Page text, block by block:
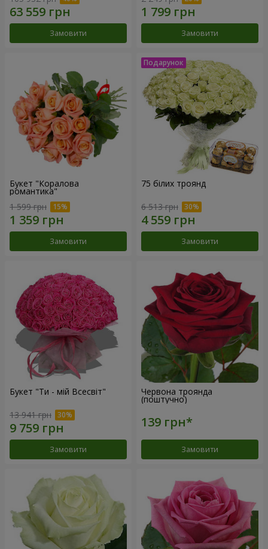
Замовити Замовити
Букет "Коралова
романтика"
1 599 грн
Замовити
75 білих троянд
6 513 грн
Замовити
Букет "Ти - мій Всесвіт"
13 941 грн
Замовити
Червона троянда
(поштучно)
Замовити